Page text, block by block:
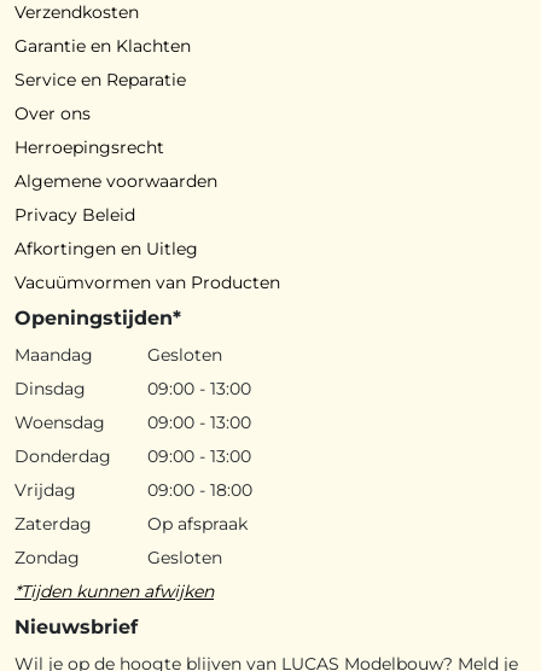
Verzendkosten
Garantie en Klachten
Service en Reparatie
Over ons
Herroepingsrecht
Algemene voorwaarden
Privacy Beleid
Afkortingen en Uitleg
Vacuümvormen van Producten
Openingstijden*
Maandag
Gesloten
Dinsdag
09:00 - 13:00
Woensdag
09:00 - 13:00
Donderdag
09:00 - 13:00
Vrijdag
09:00 - 18:00
Zaterdag
Op afspraak
Zondag
Gesloten
*Tijden kunnen afwijken
Nieuwsbrief
Wil je op de hoogte blijven van LUCAS Modelbouw? Meld je